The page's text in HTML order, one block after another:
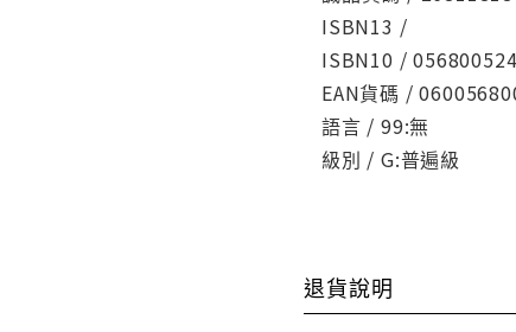
ISBN13 /
ISBN10 /
EAN貨碼 /
語言 / 99:無
級別 / G:普遍級
退貨說明